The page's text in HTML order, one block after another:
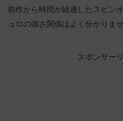
前作から時間が経過したスピン
ュロの強さ関係はよく分かりませ
スポンサー